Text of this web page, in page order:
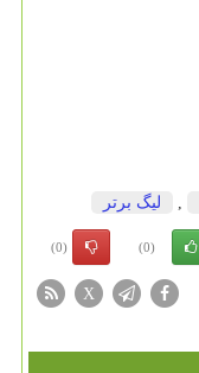
لیگ برتر
(0)
(0)
X